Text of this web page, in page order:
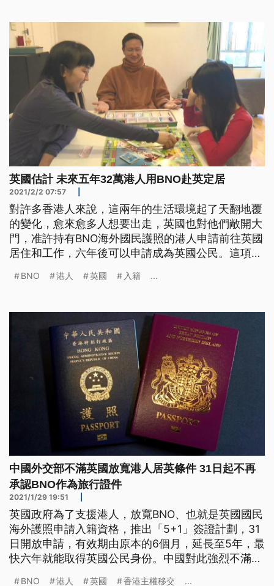
波的移民潮，英國政府為了支持港人爭取民主自由與
自治，也祭出優惠措施，允許持
英國估計 未來五年32萬港人用BNO赴英定居
2021/2/2 07:57
對許多香港人來說，這兩年的生活環境起了天翻地覆
的變化，愈來愈多人想要出走，英國也對他們敞開大
門，准許持有BNO海外國民護照的港人申請前往英國
居住和工作，六年後可以申請成為英國公民。這項新
內將會有32萬港人前往英國定居。 香港這兩年歷經
波的移民潮，英國政府為了支持港人爭取民主自由與
自治，也祭出優惠措施，允許持
BNO 港人 英國 入籍 ...
中國外交部不滿英國放寬港人居英條件 31日起不再
承認BNO作為旅行證件
2021/1/29 19:51
英國政府為了支援港人，放寬BNO、也就是英國國民
海外護照申請入籍資格，推出「5+1」簽證計劃，31
日開放申請，有效期由原本的6個月，延長至5年，最
快六年就能取得英國公民身份。中國對此強烈不滿，
BNO 港人 英國 香港主權移交 ...